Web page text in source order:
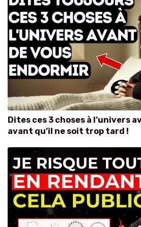
Dites ces 3 choses à l’univers
avant qu’il ne soit trop tard !